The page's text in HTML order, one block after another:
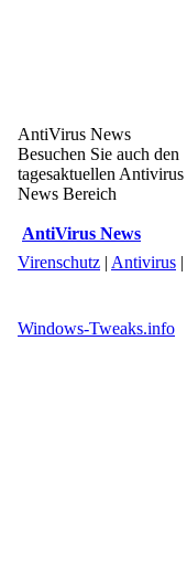
AntiVirus News
Besuchen Sie auch den
tagesaktuellen Antivirus
News Bereich
AntiVirus News
Virenschutz | Antivirus |
Windows-Tweaks.info